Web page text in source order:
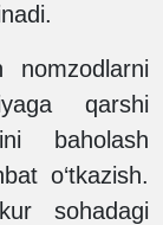
nomzodlarni
qarshi
baholash
o‘tkazish.
sohadagi